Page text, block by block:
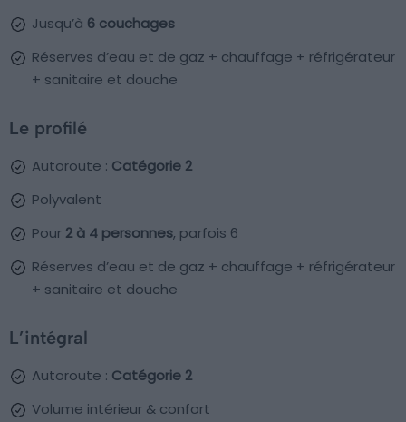
Jusqu’à 6 couchages
Réserves d’eau et de gaz + chauffage + réfrigérateur
+ sanitaire et douche
Le profilé
Autoroute : Catégorie 2
Polyvalent
Pour 2 à 4 personnes, parfois 6
Réserves d’eau et de gaz + chauffage + réfrigérateur
+ sanitaire et douche
L’intégral
Autoroute : Catégorie 2
Volume intérieur & confort